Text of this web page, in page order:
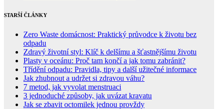
STARŠÍ ČLÁNKY
Zero Waste domácnost: Praktický průvodce k životu bez
odpadu
Zdravý životní styl: Klíč k delšímu a šťastnějšímu životu
Plasty v oceánu: Proč tam končí a jak tomu zabránit?
Třídění odpadu: Pravidla, tipy a další užitečné informace
Jak zhubnout a udržet si zdravou váhu?
7 metod, jak vyvolat menstruaci
3 jednoduché způsoby, jak uvázat kravatu
Jak se zbavit octomilek jednou provždy